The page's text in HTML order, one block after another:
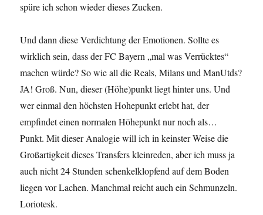
spüre ich schon wieder dieses Zucken.
Und dann diese Verdichtung der Emotionen. Sollte es
wirklich sein, dass der FC Bayern „mal was Verrücktes“
machen würde? So wie all die Reals, Milans und ManUtds?
JA! Groß. Nun, dieser (Höhe)punkt liegt hinter uns. Und
wer einmal den höchsten Hohepunkt erlebt hat, der
empfindet einen normalen Höhepunkt nur noch als…
Punkt. Mit dieser Analogie will ich in keinster Weise die
Großartigkeit dieses Transfers kleinreden, aber ich muss ja
auch nicht 24 Stunden schenkelklopfend auf dem Boden
liegen vor Lachen. Manchmal reicht auch ein Schmunzeln.
Loriotesk.